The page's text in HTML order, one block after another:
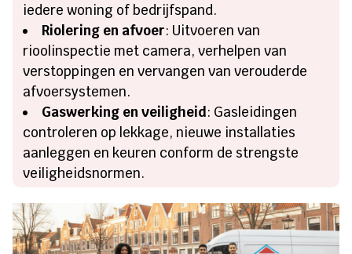
iedere woning of bedrijfspand.​
Riolering en afvoer: Uitvoeren van
rioolinspectie met camera, verhelpen van
verstoppingen en vervangen van verouderde
afvoersystemen.​
Gaswerking en veiligheid: Gasleidingen
controleren op lekkage, nieuwe installaties
aanleggen en keuren conform de strengste
veiligheidsnormen.​